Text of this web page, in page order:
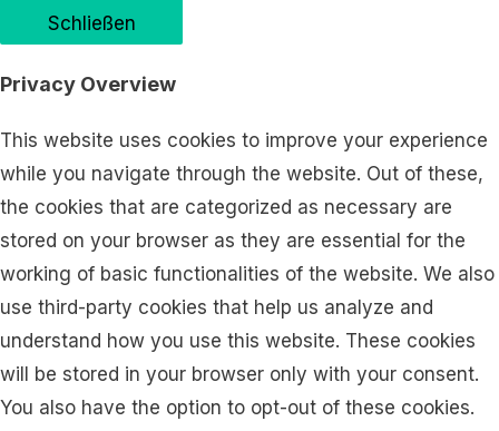
Schließen
Privacy Overview
This website uses cookies to improve your experience
while you navigate through the website. Out of these,
the cookies that are categorized as necessary are
stored on your browser as they are essential for the
working of basic functionalities of the website. We also
use third-party cookies that help us analyze and
understand how you use this website. These cookies
will be stored in your browser only with your consent.
You also have the option to opt-out of these cookies.